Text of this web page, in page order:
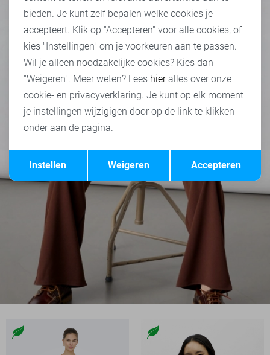
Terug Opslaan
bieden. Je kunt zelf bepalen welke cookies je
accepteert. Klik op "Accepteren" voor alle cookies, of
kies "Instellingen" om je voorkeuren aan te passen.
Wil je alleen noodzakelijke cookies? Kies dan
"Weigeren". Meer weten? Lees hieralles over onze
cookie- en privacyverklaring. Je kunt op elk moment
je instellingen wijzigigen door op de link te klikken
onder aan de pagina.
Accepteren
Weigeren
Instellen